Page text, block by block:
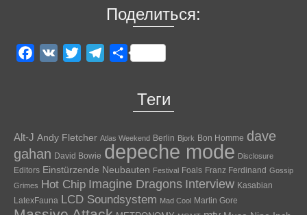
Поделиться:
Facebook
VK Twitter TelegramОтправить
Теги
Alt-J Andy Fletcher Atlas Weekend Berlin Bjork Bon Homme dave
gahan David Bowie depeche mode Disclosure
Editors Einstürzende Neubauten Festival Foals Franz Ferdinand Gossip
Grimes Hot Chip Imagine Dragons Interview Kasabian
LatexFauna LCD Soundsystem Mad Cool Martin Gore